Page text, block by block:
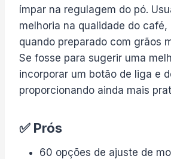
ímpar na regulagem do pó.
melhoria na qualidade do
quando preparado com grãos
Se fosse para sugerir uma
incorporar um botão de liga e
proporcionando ainda mais
✅ Prós
60 opções de ajuste de